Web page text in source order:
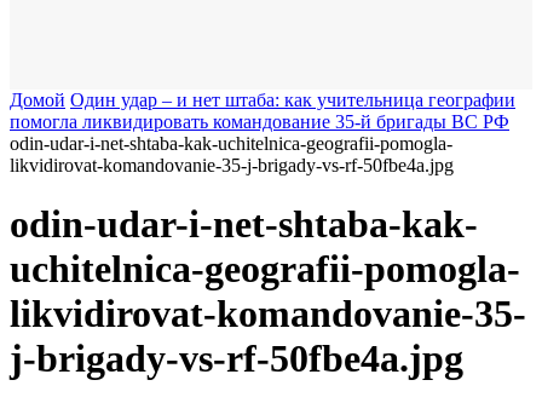
Домой ​Один удар – и нет штаба: как учительница географии
помогла ликвидировать командование 35-й бригады ВС РФ
odin-udar-i-net-shtaba-kak-uchitelnica-geografii-pomogla-
likvidirovat-komandovanie-35-j-brigady-vs-rf-50fbe4a.jpg
odin-udar-i-net-shtaba-kak-
uchitelnica-geografii-pomogla-
likvidirovat-komandovanie-35-
j-brigady-vs-rf-50fbe4a.jpg